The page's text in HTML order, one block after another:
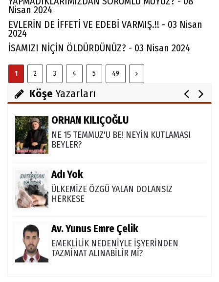
Nisan 2024
EVLERİN DE İFFETİ VE EDEBİ VARMIŞ.!! - 03 Nisan
2024
İSAMIZI NİÇİN ÖLDÜRDÜNÜZ? - 03 Nisan 2024
1 2 3 4 5 49
Köşe Yazarları
Av. Cemil Can
FARELERİ DİNLEMEYİN!..
Abdullah Gözaydın
ALLAH cc. MUCİZE YARATMAZ.
ORHAN KILIÇOĞLU
NE 15 TEMMUZ'U BE! NEYİN KUTLAMASI
BEYLER?
Adı Yok
ÜLKEMİZE ÖZGÜ YALAN DOLANSIZ
HERKESE
Av. Yunus Emre Çelik
EMEKLİLİK NEDENİYLE İŞYERİNDEN
TAZMİNAT ALINABİLİR Mİ?